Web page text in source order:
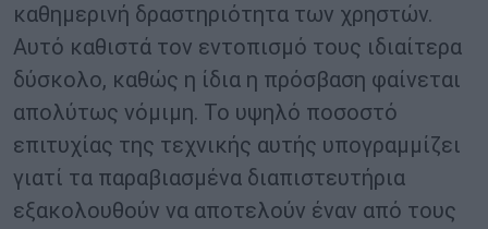
καθημερινή δραστηριότητα των χρηστών.
Αυτό καθιστά τον εντοπισμό τους ιδιαίτερα
δύσκολο, καθώς η ίδια η πρόσβαση φαίνεται
απολύτως νόμιμη. Το υψηλό ποσοστό
επιτυχίας της τεχνικής αυτής υπογραμμίζει
γιατί τα παραβιασμένα διαπιστευτήρια
εξακολουθούν να αποτελούν έναν από τους